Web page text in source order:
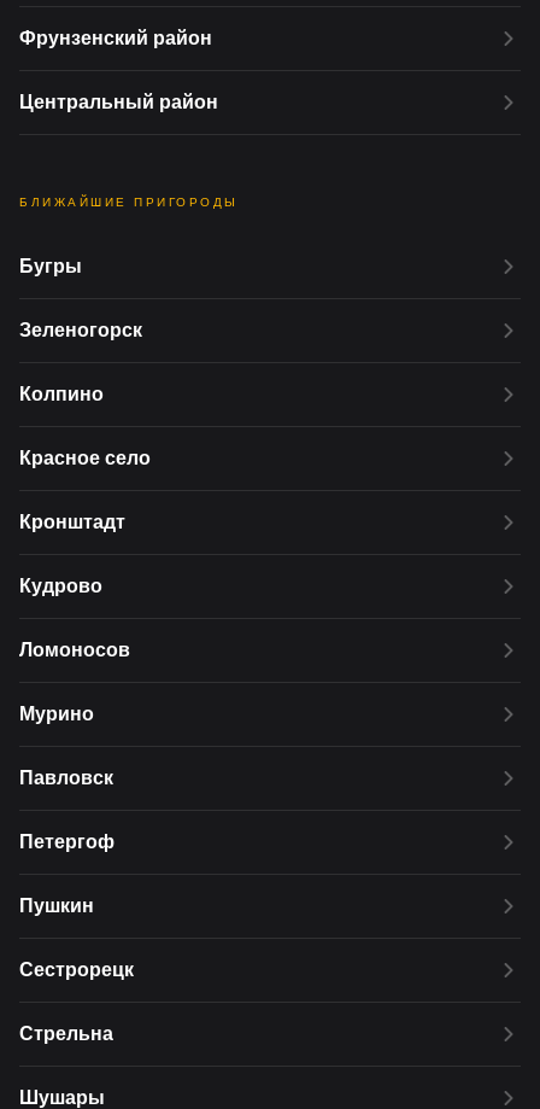
Фрунзенский район
Центральный район
БЛИЖАЙШИЕ ПРИГОРОДЫ
Бугры
Зеленогорск
Колпино
Красное село
Кронштадт
Кудрово
Ломоносов
Мурино
Павловск
Петергоф
Пушкин
Сестрорецк
Стрельна
Шушары